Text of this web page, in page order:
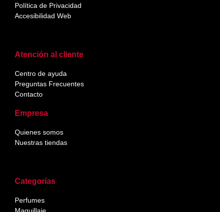
Categorías
Perfumes
Atención al cliente
Centro de ayuda
Preguntas Frecuentes
Contacto
Empresa
Quienes somos
Nuestras tiendas
Política de Privacidad
Accesibilidad Web